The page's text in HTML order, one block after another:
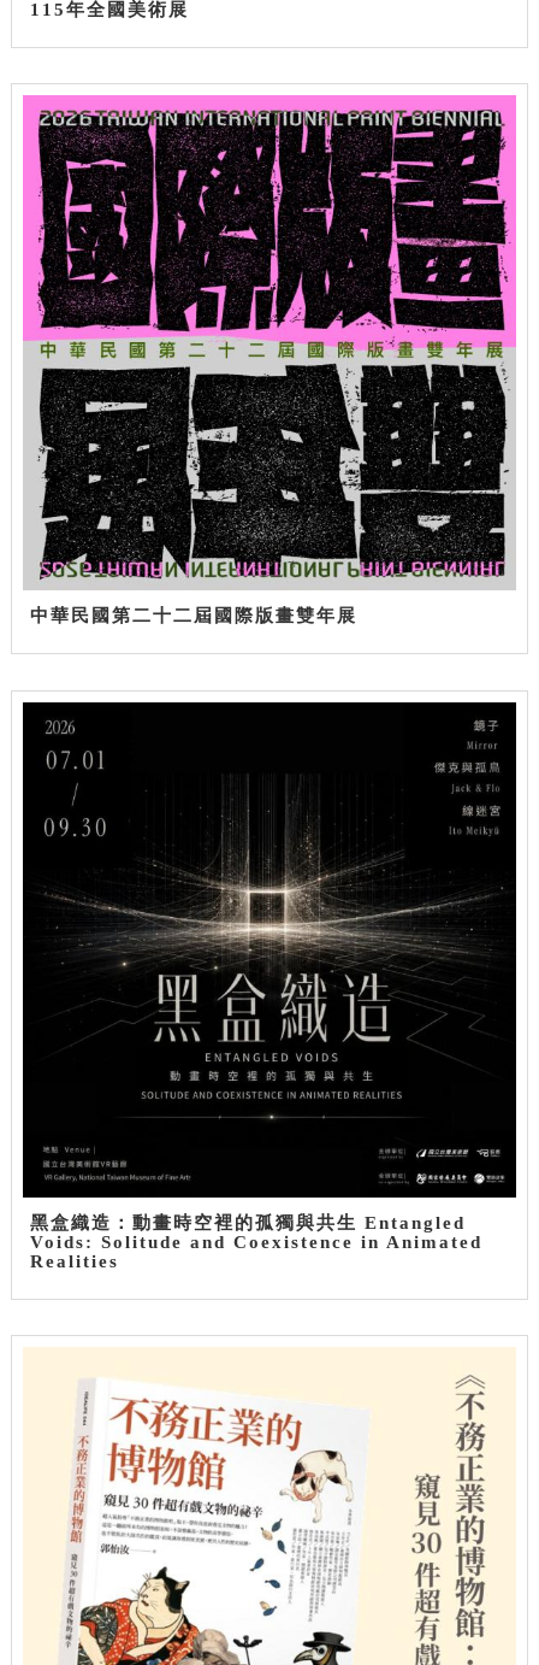
115年全國美術展
中華民國第二十二屆國際版畫雙年展
黑盒織造：動畫時空裡的孤獨與共生 Entangled
Voids: Solitude and Coexistence in Animated
Realities